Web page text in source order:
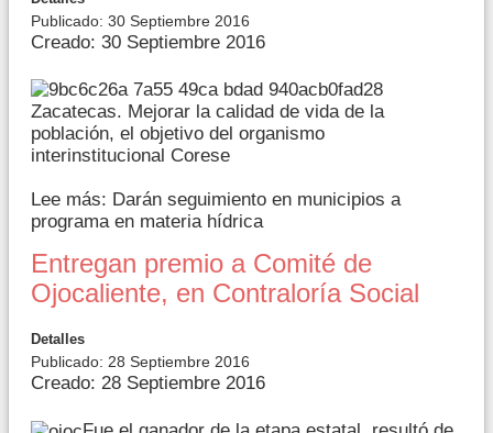
Publicado: 30 Septiembre 2016
Creado: 30 Septiembre 2016
Zacatecas. Mejorar la calidad de vida de la
población, el objetivo del organismo
interinstitucional Corese
Lee más: Darán seguimiento en municipios a
programa en materia hídrica
Entregan premio a Comité de
Ojocaliente, en Contraloría Social
Detalles
Publicado: 28 Septiembre 2016
Creado: 28 Septiembre 2016